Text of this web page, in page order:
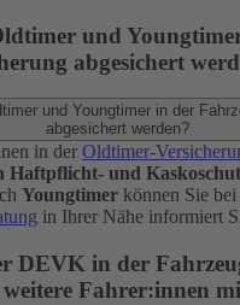
und
abgesichert
und Youngtimer in der
abgesichert werden?
in der Oldtimer-
Haftpflicht- und
Youngtimer können Sie
in Ihrer Nähe informiert
DEVK in der
Fahrer:innen